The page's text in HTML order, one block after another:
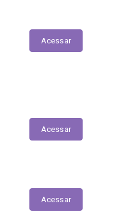
Acessar
Acessar
Acessar